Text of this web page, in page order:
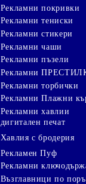
Рекламни покривки
Рекламни тениски
Рекламни стикери
Рекламни чаши
Рекламни пъзели
Рекламни
Рекламни торбички
Рекламни Плажни
Рекламни хавлии
дигитален печат
Хавлия с бродерия
Рекламен Пуф
Рекламни
Възглавници по